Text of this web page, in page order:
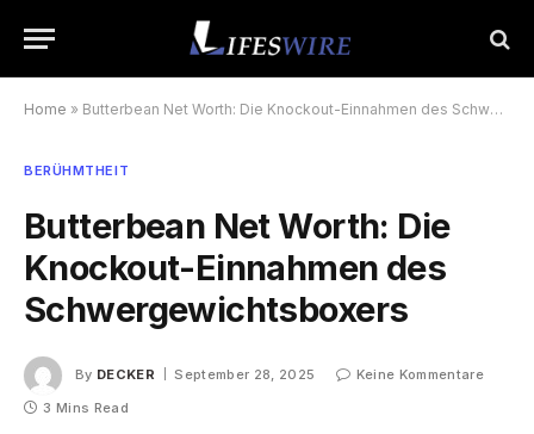
Home » Butterbean Net Worth: Die Knockout-Einnahmen des Schwergewichtsboxers
BERÜHMTHEIT
Butterbean Net Worth: Die
Knockout-Einnahmen des
Schwergewichtsboxers
By DECKER September 28, 2025
Keine Kommentare
3 Mins Read